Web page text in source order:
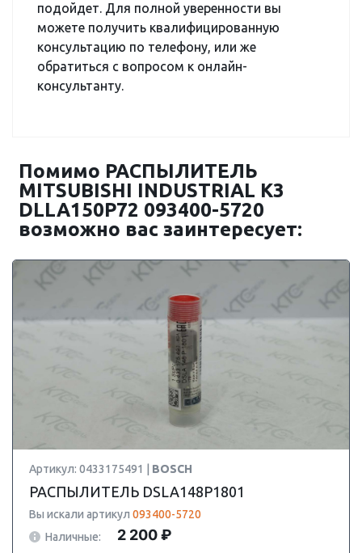
подойдет. Для полной уверенности вы
можете получить квалифицированную
консультацию по телефону, или же
обратиться с вопросом к онлайн-
консультанту.
Помимо РАСПЫЛИТЕЛЬ
MITSUBISHI INDUSTRIAL K3
DLLA150P72 093400-5720
возможно вас заинтересует:
Артикул: 0433175491 | BOSCH
РАСПЫЛИТЕЛЬ DSLA148P1801
Вы искали артикул 093400-5720
Наличные:
2 200 ₽